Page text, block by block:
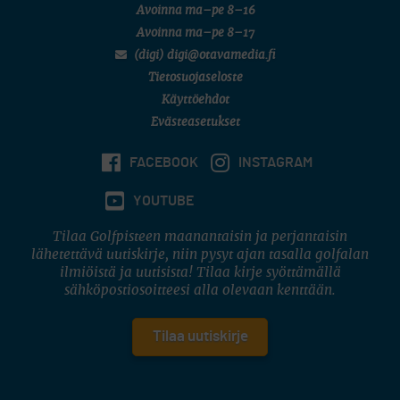
Avoinna ma–pe 8–16
Avoinna ma–pe 8–17
(digi) digi@otavamedia.fi
Tietosuojaseloste
Käyttöehdot
Evästeasetukset
FACEBOOK INSTAGRAM
YOUTUBE
Tilaa Golfpisteen maanantaisin ja perjantaisin
lähetettävä uutiskirje, niin pysyt ajan tasalla golfalan
ilmiöistä ja uutisista! Tilaa kirje syöttämällä
sähköpostiosoitteesi alla olevaan kenttään.
Tilaa uutiskirje